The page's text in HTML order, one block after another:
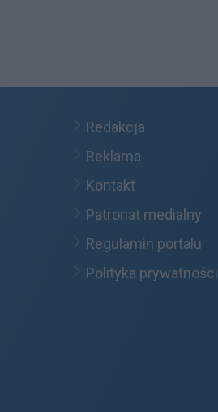
Redakcja
Reklama
Kontakt
Patronat medialny
Regulamin portalu
Polityka prywatności